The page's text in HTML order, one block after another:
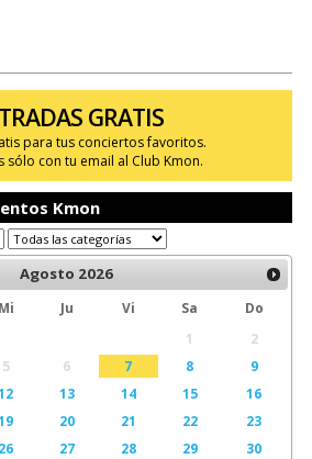
GRATIS
para tus conciertos favoritos.
sólo con tu email al Club Kmon.
Kmon
Agosto 2026
Mi Ju Vi Sa
Do
1
2
5 6 7 8
9
13 14 15
16
20 21 22
23
26 27 28 29
30